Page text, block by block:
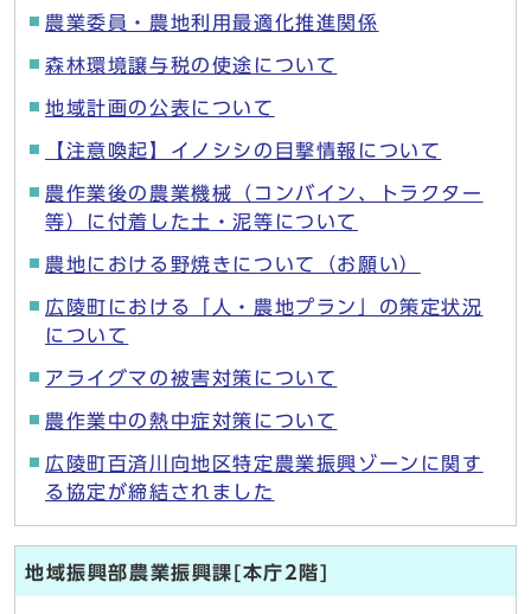
農業委員・農地利用最適化推進関係
森林環境譲与税の使途について
地域計画の公表について
【注意喚起】イノシシの目撃情報について
農作業後の農業機械（コンバイン、トラクター
等）に付着した土・泥等について
農地における野焼きについて（お願い）
広陵町における「人・農地プラン」の策定状況
について
アライグマの被害対策について
農作業中の熱中症対策について
広陵町百済川向地区特定農業振興ゾーンに関す
る協定が締結されました
地域振興部農業振興課[本庁2階]